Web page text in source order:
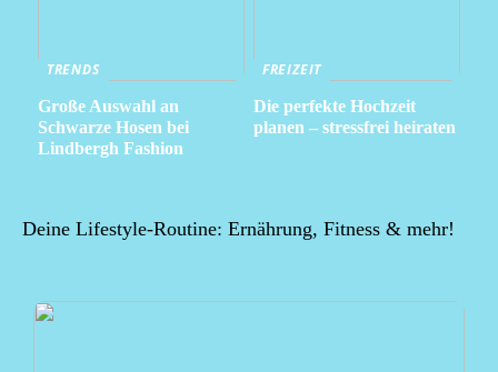
TRENDS
Große Auswahl an
Schwarze Hosen bei
Lindbergh Fashion
FREIZEIT
Die perfekte Hochzeit
planen – stressfrei heiraten
Deine Lifestyle-Routine: Ernährung, Fitness & mehr!